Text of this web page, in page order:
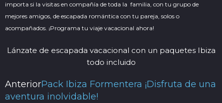
importa si la visitas en compañía de toda la familia, con tu grupo de
mejores amigos, de escapada romántica con tu pareja, solos o
acompañados. ¡Programa tu viaje vacacional ahora!
Lánzate de escapada vacacional con un paquetes Ibiza
todo incluido
Ant
AnteriorPack Ibiza Formentera ¡Disfruta de una
aventura inolvidable!
Siguiente